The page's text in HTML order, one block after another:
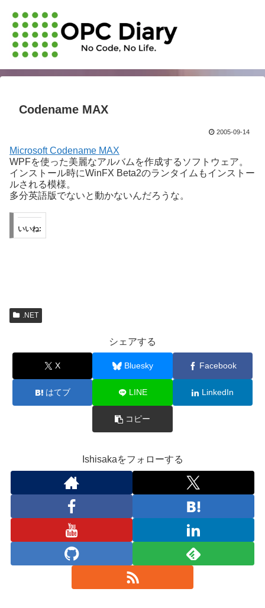
Codename MAX
2005-09-14
Microsoft Codename MAX
WPFを使った美麗なアルバムを作成するソフトウェア。
インストール時にWinFX Beta2のランタイムもインストー
ルされる模様。
多分英語版でないと動かないんだろうな。
いいね:
.NET
シェアする
X Bluesky Facebook
はてブ LINE LinkedIn
コピー
Ishisakaをフォローする